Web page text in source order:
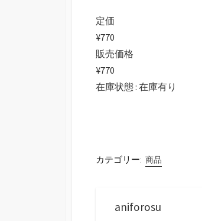
定価
¥770
販売価格
¥770
在庫状態 : 在庫有り
カテゴリー: 商品
aniforosu